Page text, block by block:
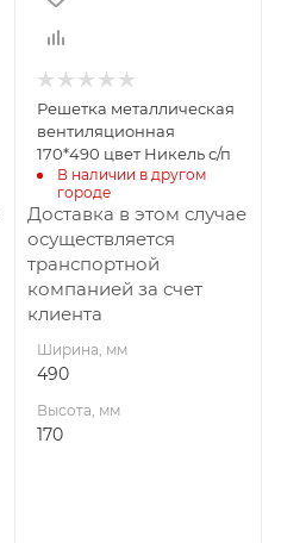
Решетка металлическая
вентиляционная
170*490 цвет Никель с/п
В наличии в другом
городе
Доставка в этом случае
осуществляется
транспортной
компанией за счет
клиента
Ширина, мм
490
Высота, мм
170